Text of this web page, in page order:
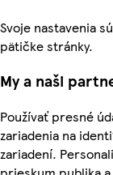
Svoje nastavenia
pätičke stránky.
My a naši
Používať presné
zariadenia na
zariadení.